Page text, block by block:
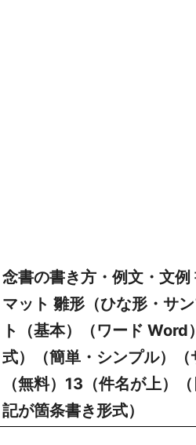
念書の書き方・例文・文
マット 雛形（ひな形・サ
ト（基本）（ワード Word
式）（簡単・シンプル）（
（無料）13（件名が上）
記が箇条書き形式）